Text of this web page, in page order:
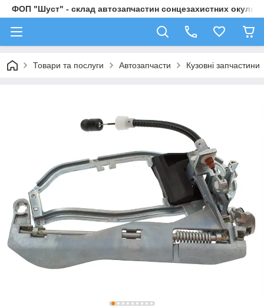
ФОП "Шуст" - склад автозапчастин сонцезахистних
Товари та послуги Автозапчасти Кузовні запчастини